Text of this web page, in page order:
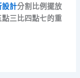
設計分割比例擺放
點三比四點七的重